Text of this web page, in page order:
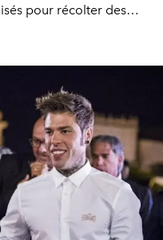
pour récolter des
les trois millions d'euros.